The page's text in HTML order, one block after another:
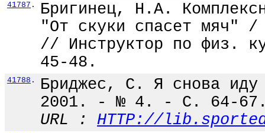
41787 .
Бригинец, Н.А.
"От скуки спасет мяч"
// Инструктор по физ.
45-48.
41788 .
Бриджес, С. Я снова
2001. - № 4. - С. 64-
URL : HTTP://